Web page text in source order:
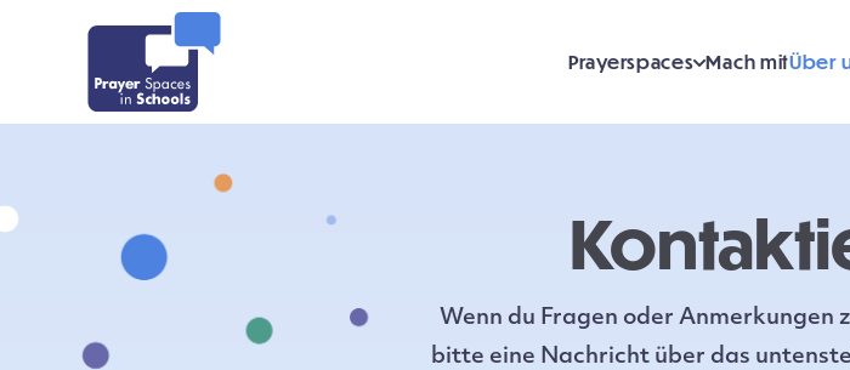
Prayerspaces Mach mitÜber
Wenn du Fragen oder Anmerkungen
bitte eine Nachricht über das